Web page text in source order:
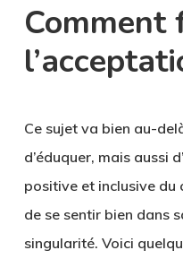
Comment
Ce sujet va bien au-
d’éduquer, mais aussi
positive et inclusive du
de se sentir bien dans
singularité. Voici